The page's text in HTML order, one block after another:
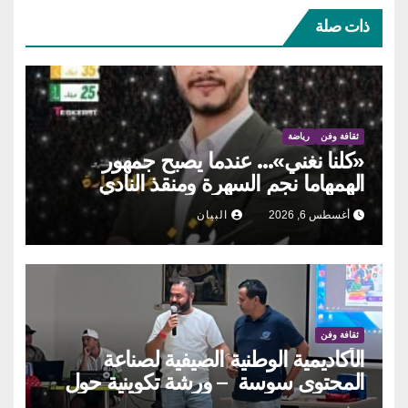
ذات صلة
ثقافة وفن رياضة
«كلنا نغني»… عندما يصبح جمهور
الهمهاما نجم السهرة ومنقذ النادي
أغسطس 6, 2026 البيان
ثقافة وفن
الأكاديمية الوطنية الصيفية لصناعة
المحتوى سوسة – ورشة تكوينية حول